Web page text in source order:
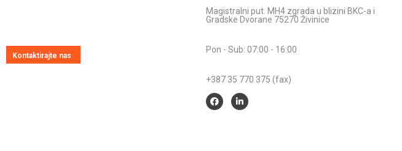
Kontaktirajte nas
Magistralni put. MH4 zgrada u blizini BKC-a i
Gradske Dvorane 75270 Živinice
Pon - Sub: 07:00 - 16:00
+387 35 770 375 (fax)